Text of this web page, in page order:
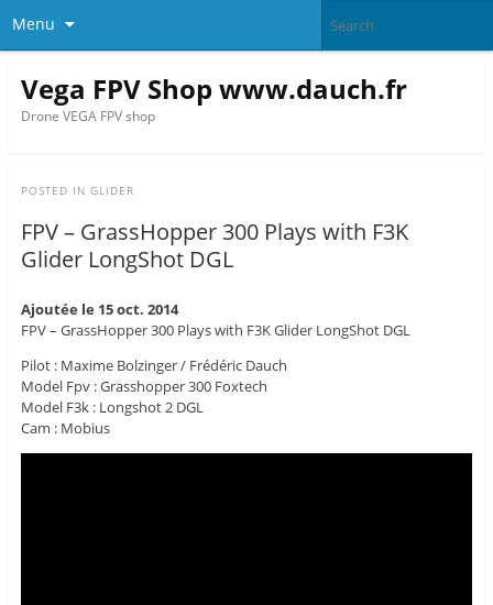
Menu
Vega FPV Shop www.dauch.fr
Drone VEGA FPV shop
POSTED IN GLIDER
FPV – GrassHopper 300 Plays with F3K
Glider LongShot DGL
Ajoutée le 15 oct. 2014
FPV – GrassHopper 300 Plays with F3K Glider LongShot DGL
Pilot : Maxime Bolzinger / Frédéric Dauch
Model Fpv : Grasshopper 300 Foxtech
Model F3k : Longshot 2 DGL
Cam : Mobius